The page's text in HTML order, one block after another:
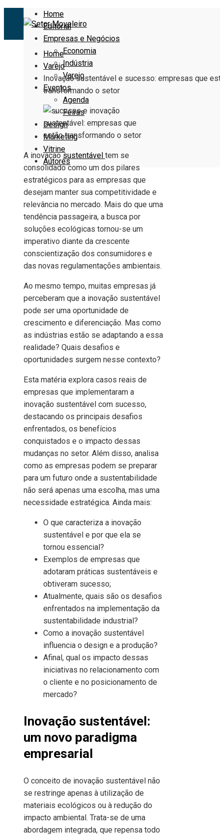
Home
Editorial
Empresas e Negócios
Economia
Indústria
Varejo
Eventos
Agenda
Feiras
Design
Marketing
Vitrine
Autores
Home
Varejo
Inovação sustentável e sucesso: empresas que
transformando o setor
A inovaçãosustentável tem se
consolidado como um dos pilares
estratégicos para as empresas que
desejam manter sua competitividade e
relevância no mercado. Mais do que uma
tendência passageira, a busca por
soluções ecológicas tornou-se um
imperativo diante da crescente
conscientização dos consumidores e
das novas regulamentações ambientais.
Ao mesmo tempo, muitas empresas já
perceberam que a inovação sustentável
pode ser uma oportunidade de
crescimento e diferenciação. Mas como
as indústrias estão se adaptando a essa
realidade? Quais desafios e
oportunidades surgem nesse contexto?
Esta matéria explora casos reais de
empresas que implementaram a
inovação sustentável com sucesso,
destacando os principais desafios
enfrentados, os benefícios
conquistados e o impacto dessas
mudanças no setor. Além disso, analisa
como as empresas podem se preparar
para um futuro onde a sustentabilidade
não será apenas uma escolha, mas uma
necessidade estratégica. Ainda mais:
O que caracteriza a inovação
sustentável e por que ela se
tornou essencial?
Exemplos de empresas que
adotaram práticas sustentáveis e
obtiveram sucesso;
Atualmente, quais são os desafios
enfrentados na implementação da
sustentabilidade industrial?
Como a inovação sustentável
influencia o design e a produção?
Afinal, qual os impacto dessas
iniciativas no relacionamento com
o cliente e no posicionamento de
mercado?
Inovação sustentável:
um novo paradigma
empresarial
O conceito de inovação sustentável não
se restringe apenas à utilização de
materiais ecológicos ou à redução do
impacto ambiental. Trata-se de uma
abordagem integrada, que repensa todo